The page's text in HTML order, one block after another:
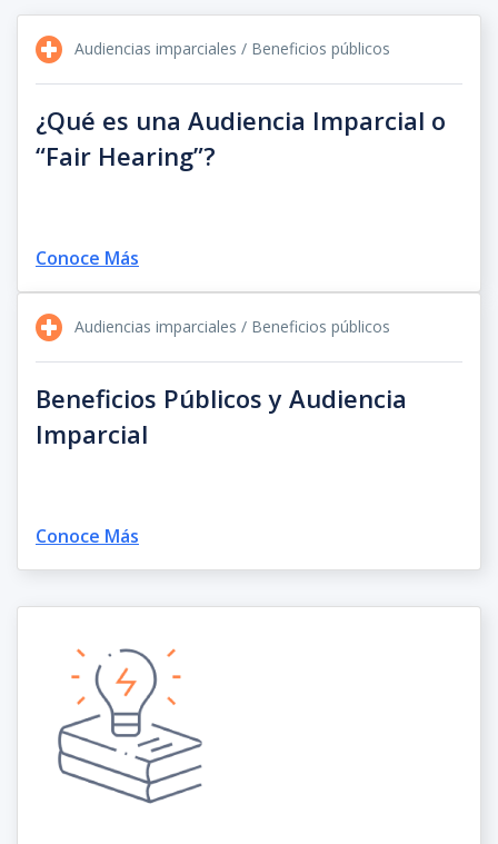
Audiencias imparciales / Beneficios públicos
¿Qué es una Audiencia Imparcial o
“Fair Hearing”?
Conoce Más
Audiencias imparciales / Beneficios públicos
Beneficios Públicos y Audiencia
Imparcial
Conoce Más